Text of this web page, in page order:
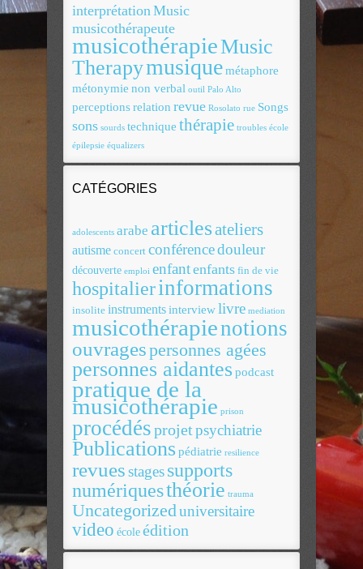
interprétation Music
musicothérapeute
musicothérapieMusic
Therapymusiquemétaphore
métonymie non verbal outil Palo Alto
perceptionsrelation revue Rosolato rue Songs
sons sourds technique thérapie troubles école
épilepsie équalizers
CATÉGORIES
adolescents arabe articlesateliers
autisme concert conférencedouleur
découverte emploi enfantenfants fin de vie
hospitalierinformations
insolite instrumentsinterviewlivre mediation
musicothérapienotions
ouvragespersonnes agées
personnes aidantes podcast
pratique de la
musicothérapie prison
procédésprojetpsychiatrie
Publications pédiatrie resilience
revuesstagessupports
numériquesthéorie trauma
Uncategorizeduniversitaire
video école édition